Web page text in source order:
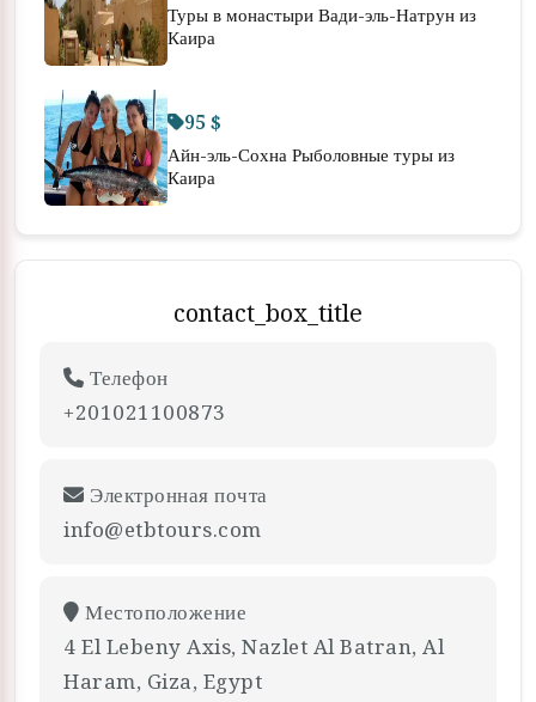
Туры в монастыри Вади-эль-Натрун из
Каира
95 $
Айн-эль-Сохна Рыболовные туры из
Каира
contact_box_title
Телефон
+201021100873
Электронная почта
info@etbtours.com
Местоположение
4 El Lebeny Axis, Nazlet Al Batran, Al
Haram, Giza, Egypt